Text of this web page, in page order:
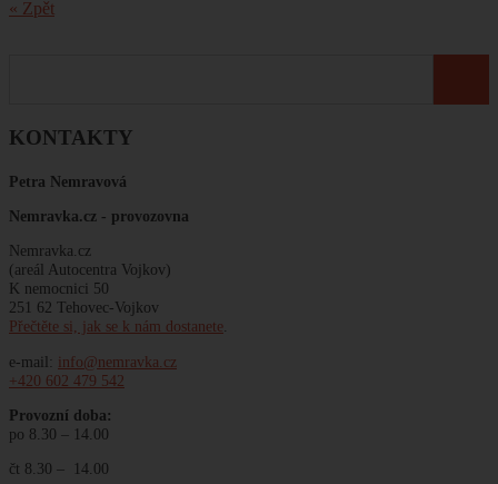
KONTAKTY
Petra Nemravová
Nemravka.cz - provozovna
Nemravka.cz
(areál Autocentra Vojkov)
K nemocnici 50
251 62 Tehovec-Vojkov
Přečtěte si, jak se k nám dostanete.
e-mail: info@nemravka.cz
+420 602 479 542
Provozní doba:
po 8.30 – 14.00
čt 8.30 – 14.00
« Zpět